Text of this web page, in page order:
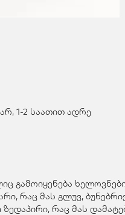
1-2 საათით ადრე
გამოიყენება
რაც მას გლუვ,
რაც მას